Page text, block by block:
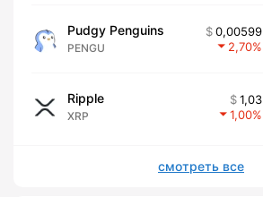
Pudgy Penguins
PENGU
0,00599
2,70
Ripple
XRP
1,03
1,00
смотреть все